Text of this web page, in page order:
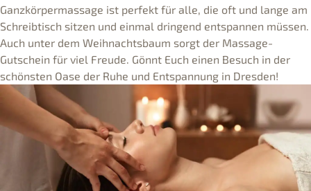
Ganzkörpermassage ist perfekt für alle, die oft und lange am
Schreibtisch sitzen und einmal dringend entspannen müssen.
Auch unter dem Weihnachtsbaum sorgt der Massage-
Gutschein für viel Freude. Gönnt Euch einen Besuch in der
schönsten Oase der Ruhe und Entspannung in Dresden!